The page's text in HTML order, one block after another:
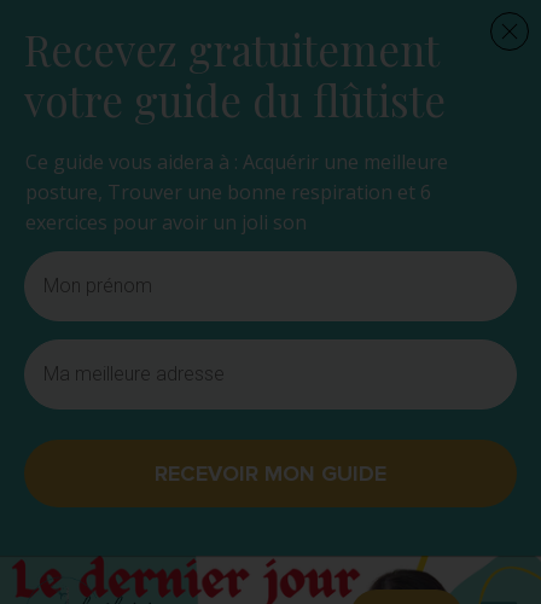
Recevez gratuitement
votre guide du flûtiste
Ce guide vous aidera à : Acquérir une meilleure
posture, Trouver une bonne respiration et 6
exercices pour avoir un joli son
RECEVOIR MON GUIDE